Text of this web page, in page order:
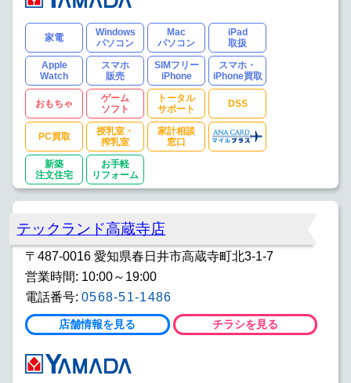
家電
Windows
パソコン
Mac
パソコン
iPad
取扱
Apple
Watch
スマホ
販売
SIMフリー
iPhone
スマホ・
iPhone買取
おもちゃ
ゲーム
ソフト
トータル
サポート
DSS
PC買取
授乳室・
搾乳室
家計相談
窓口
新築
注文住宅
お手軽
リフォーム
テックランド高蔵寺店
〒487-0016 愛知県春日井市高蔵寺町北3-1-7
営業時間: 10:00～19:00
電話番号: 0568-51-1486
店舗情報を見る チラシを見る